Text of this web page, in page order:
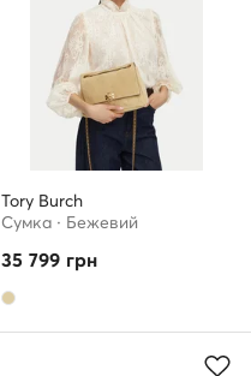
Tory Burch
Сумка · Бежевий
35 799 грн